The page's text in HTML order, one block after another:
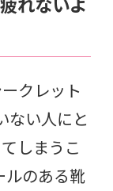
クレット
ない人にと
しまうこ
ルのある靴